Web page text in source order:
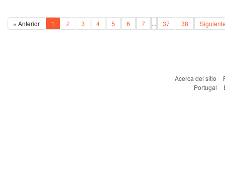
« Anterior 1 2 3 4 5 6 7 ... 37 38
Acerca del sitio
Portugal